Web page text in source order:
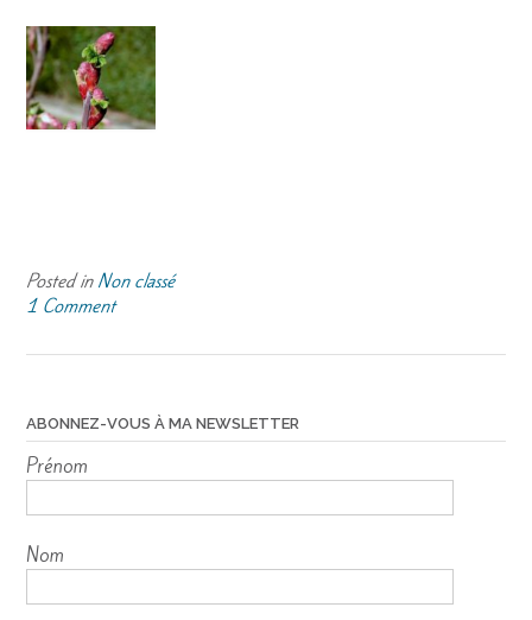
Posted inNon classé
1 Comment
ABONNEZ-VOUS À MA NEWSLETTER
Prénom
Nom